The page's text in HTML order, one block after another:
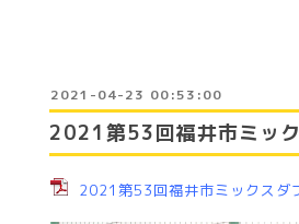
2021-04-23 00:53:00
2021第53回福井市ミッ
2021第53回福井市ミックスダ